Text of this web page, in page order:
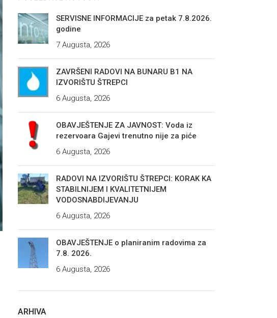
SERVISNE INFORMACIJE za petak 7.8.2026.
godine
7 Augusta, 2026
ZAVRŠENI RADOVI NA BUNARU B1 NA
IZVORIŠTU ŠTREPCI
6 Augusta, 2026
OBAVJEŠTENJE ZA JAVNOST: Voda iz
rezervoara Gajevi trenutno nije za piće
6 Augusta, 2026
RADOVI NA IZVORIŠTU ŠTREPCI: KORAK KA
STABILNIJEM I KVALITETNIJEM
VODOSNABDIJEVANJU
6 Augusta, 2026
OBAVJEŠTENJE o planiranim radovima za
7.8. 2026.
6 Augusta, 2026
ARHIVA